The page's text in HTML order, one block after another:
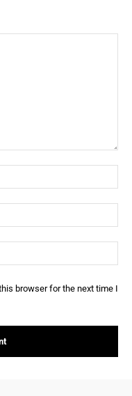
browser for the next time I